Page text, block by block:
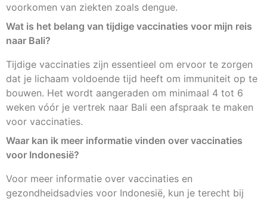
voorkomen van ziekten zoals dengue.
Wat is het belang van tijdige vaccinaties voor mijn reis
naar Bali?
Tijdige vaccinaties zijn essentieel om ervoor te zorgen
dat je lichaam voldoende tijd heeft om immuniteit op te
bouwen. Het wordt aangeraden om minimaal 4 tot 6
weken vóór je vertrek naar Bali een afspraak te maken
voor vaccinaties.
Waar kan ik meer informatie vinden over vaccinaties
voor Indonesië?
Voor meer informatie over vaccinaties en
gezondheidsadvies voor Indonesië, kun je terecht bij